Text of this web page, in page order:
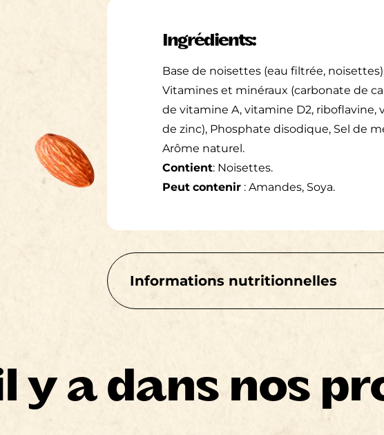
Ingrédients:
Base de noisettes (eau filtrée,
Vitamines et minéraux (carbonate de
de vitamine A, vitamine D2, riboflavine,
de zinc), Phosphate disodique, Sel de
Arôme naturel.
Contient: Noisettes.
Peut contenir : Amandes, Soya.
Informations nutritionnelles
Lipides 4g
Saturés 0.5g
y a dans nos